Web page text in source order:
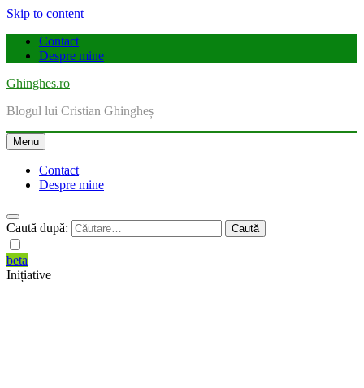
Skip to content
Contact
Despre mine
Ghinghes.ro
Blogul lui Cristian Ghingheș
Menu
Contact
Despre mine
Caută după:
beta
Inițiative